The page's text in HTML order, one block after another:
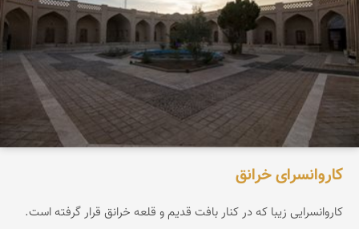
کاروانسرای خرانق
کاروانسرایی زیبا که در کنار بافت قدیم و قلعه خرانق قرار گرفته است.